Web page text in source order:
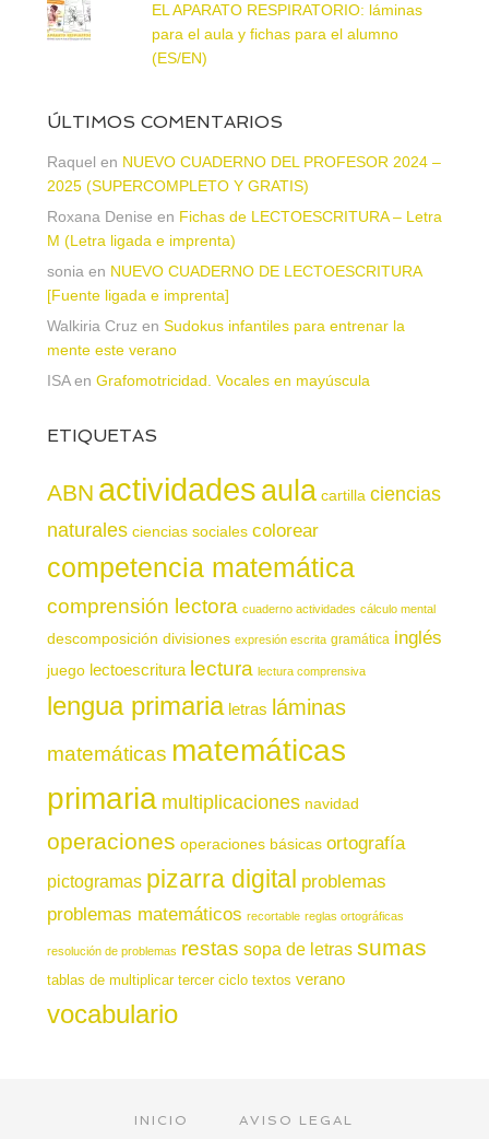
EL APARATO RESPIRATORIO: láminas
para el aula y fichas para el alumno
(ES/EN)
ÚLTIMOS COMENTARIOS
Raquel en NUEVO CUADERNO DEL PROFESOR 2024 –
2025 (SUPERCOMPLETO Y GRATIS)
Roxana Denise en Fichas de LECTOESCRITURA – Letra
M (Letra ligada e imprenta)
sonia en NUEVO CUADERNO DE LECTOESCRITURA
[Fuente ligada e imprenta]
Walkiria Cruz en Sudokus infantiles para entrenar la
mente este verano
ISAen Grafomotricidad. Vocales en mayúscula
ETIQUETAS
ABN actividadesaula cartilla ciencias
naturales ciencias sociales colorear
competencia matemática
comprensión lectora cuaderno actividades cálculo mental
descomposición divisiones expresión escrita gramática inglés
juego lectoescritura lectura lectura comprensiva
lengua primaria letras láminas
matemáticas matemáticas
primaria multiplicaciones navidad
operaciones operaciones básicas ortografía
pictogramas pizarra digital problemas
problemas matemáticos recortable reglas ortográficas
resolución de problemas restas sopa de letras sumas
tablas de multiplicar tercer ciclo textos verano
vocabulario
INICIO AVISO LEGAL